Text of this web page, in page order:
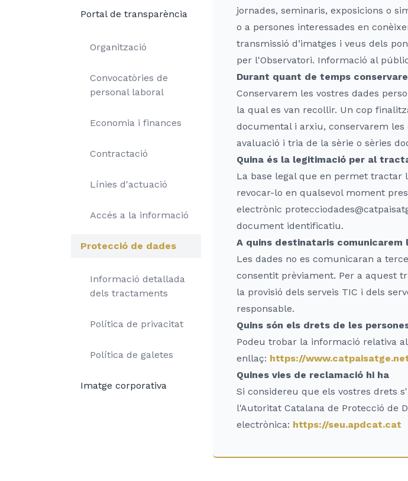
Portal de transparència
Organització
Convocatòries de
personal laboral
Economia i finances
Contractació
Línies d'actuació
Accés a la informació
Protecció de dades
Informació detallada
dels tractaments
Política de privacitat
Política de galetes
Imatge corporativa
jornades, seminaris, exposicions o
o a persones interessades en
transmissió d’imatges i veus dels
per l'Observatori. Informació al
Durant quant de temps
Conservarem les vostres dades
la qual es van recollir. Un cop
documental i arxiu, conservarem
avaluació i tria de la sèrie o sèries
Quina és la legitimació per al
La base legal que en permet tractar
revocar-lo en qualsevol moment
electrònic
document identificatiu.
A quins destinataris comunicarem
Les dades no es comunicaran a
consentit prèviament. Per a aquest
la provisió dels serveis TIC i dels
responsable.
Quins són els drets de les
Podeu trobar la informació relativa
enllaç: https://
Quines vies de reclamació hi ha
Si considereu que els vostres drets
l'Autoritat Catalana de Protecció de
electrònica: https://seu.apdcat.cat